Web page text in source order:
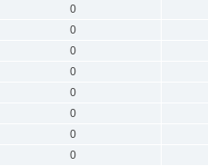
0
0
0
0
0
0
0
0